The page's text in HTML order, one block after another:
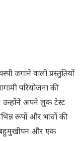
जगाने वाली प्रस्तुतियों
परियोजना की
अपने लुक टेस्ट
रूपों और भावों की
बहुमुखीपन और एक